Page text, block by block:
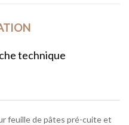
technique
feuille de pâtes pré-cuite et